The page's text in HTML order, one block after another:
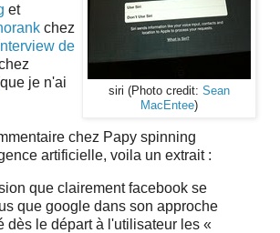
siri (Photo credit:Sean
MacEntee)
et
chez
de
je n'ai
chez Papy spinning
artificielle, voila un extrait :
que clairement facebook se
que google dans son approche
dès le départ à l'utilisateur les «